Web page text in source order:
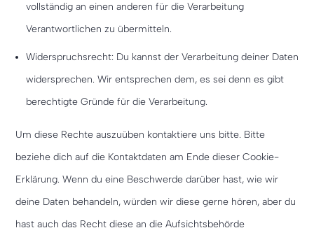
vollständig an einen anderen für die Verarbeitung
Verantwortlichen zu übermitteln.
Widerspruchsrecht: Du kannst der Verarbeitung deiner Daten
widersprechen. Wir entsprechen dem, es sei denn es gibt
berechtigte Gründe für die Verarbeitung.
Um diese Rechte auszuüben kontaktiere uns bitte. Bitte
beziehe dich auf die Kontaktdaten am Ende dieser Cookie-
Erklärung. Wenn du eine Beschwerde darüber hast, wie wir
deine Daten behandeln, würden wir diese gerne hören, aber du
hast auch das Recht diese an die Aufsichtsbehörde